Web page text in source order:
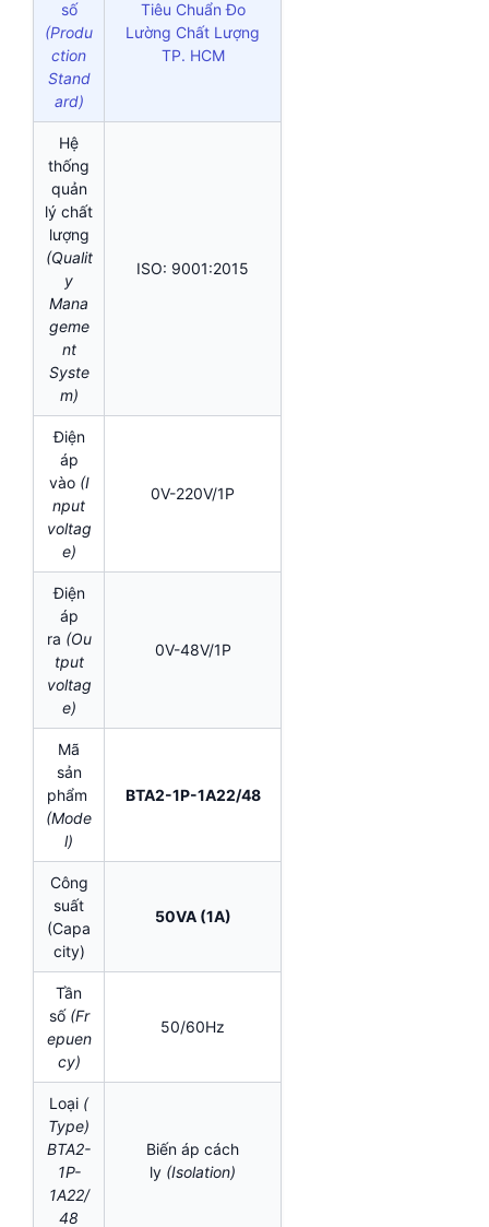
số
(Produ
ction
Stand
ard)
Tiêu Chuẩn Đo
Lường Chất Lượng
TP. HCM
Hệ
thống
quản
lý chất
lượng
(Qualit
y
Mana
geme
nt
Syste
m)
ISO: 9001:2015
Điện
áp
vào (I
nput
voltag
e)
0V-220V/1P
Điện
áp
ra (Ou
tput
voltag
e)
0V-48V/1P
Mã
sản
phẩm
(Mode
l)
BTA2-1P-1A22/48
Công
suất
(Capa
city)
50VA (1A)
Tần
số (Fr
epuen
cy)
50/60Hz
Loại (
Type)
BTA2-
1P-
1A22/
48
Biến áp cách
ly (Isolation)